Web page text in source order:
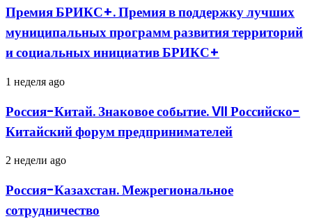
Премия
в
поддержку
муниципальных
развития
и
социальных
инициатив
Премия БРИКС+. Премия в поддержку лучших
муниципальных программ развития территорий
и социальных инициатив БРИКС+
Россия-
Знаковое
событие.
VII
Китайский
форум
1 неделя ago
Россия-Китай. Знаковое событие. VII Российско-
Китайский форум предпринимателей
Россия-
Межрегиональное
сотрудничество
2 недели ago
Россия-Казахстан. Межрегиональное
сотрудничество